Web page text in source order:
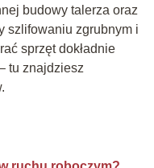
budowy talerza oraz
szlifowaniu zgrubnym i
sprzęt dokładnie
tu znajdziesz